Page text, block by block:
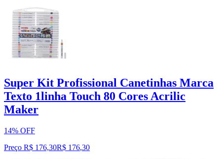
Super Kit Profissional Canetinhas Marca
Texto 1linha Touch 80 Cores Acrilic
Maker
14% OFF
Preço R$ 176,30R$ 176,30